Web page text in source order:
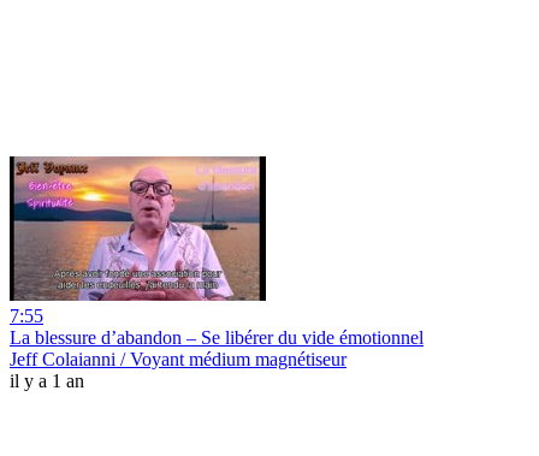
7:55
La blessure d’abandon – Se libérer du vide émotionnel
Jeff Colaianni / Voyant médium magnétiseur
il y a 1 an